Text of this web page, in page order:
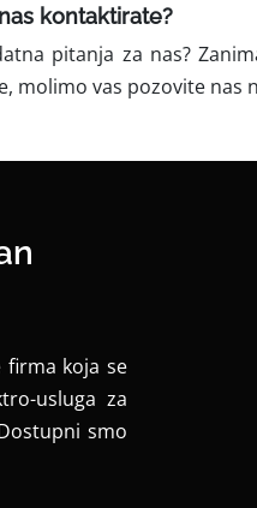
kontaktirate?
pitanja za nas?
molimo vas pozovite nas
firma koja se
usluga za
smo